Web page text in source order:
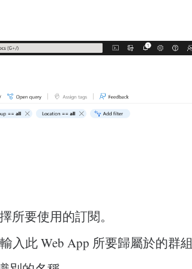
所要使用的訂閱。
入此 Web App 所要歸屬於的群